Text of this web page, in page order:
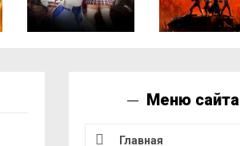
Меню сайта
Главная